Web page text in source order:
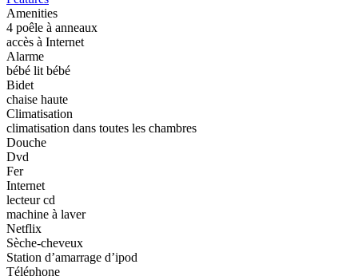
Amenities
4 poêle à anneaux
accès à Internet
Alarme
bébé lit bébé
Bidet
chaise haute
Climatisation
climatisation dans toutes les chambres
Douche
Dvd
Fer
Internet
lecteur cd
machine à laver
Netflix
Sèche-cheveux
Station d’amarrage d’ipod
Téléphone